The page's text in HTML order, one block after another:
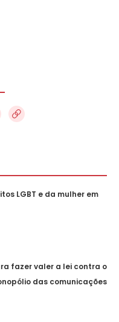
LGBT e da mulher em
fazer valer a lei contra o
das comunicações